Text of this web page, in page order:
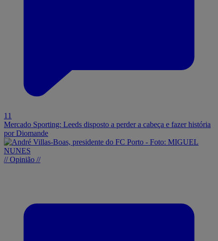
11
Mercado Sporting: Leeds disposto a perder a cabeça e fazer história
por Diomande
// Opinião //